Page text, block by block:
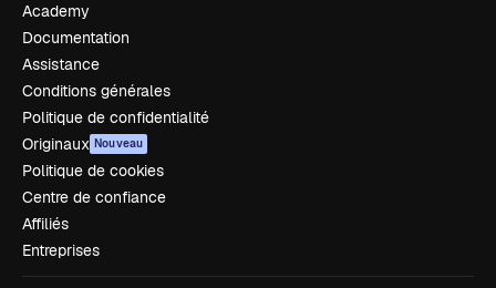
Academy
Documentation
Assistance
Conditions générales
Politique de confidentialité
Originaux Nouveau
Politique de cookies
Centre de confiance
Affiliés
Entreprises